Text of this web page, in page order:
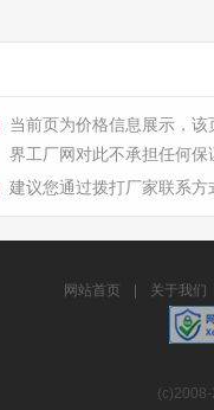
当前页为价格信息展示，
界工厂网对此不承担任何保
建议您通过拨打厂家联系
网站首页 关于我们